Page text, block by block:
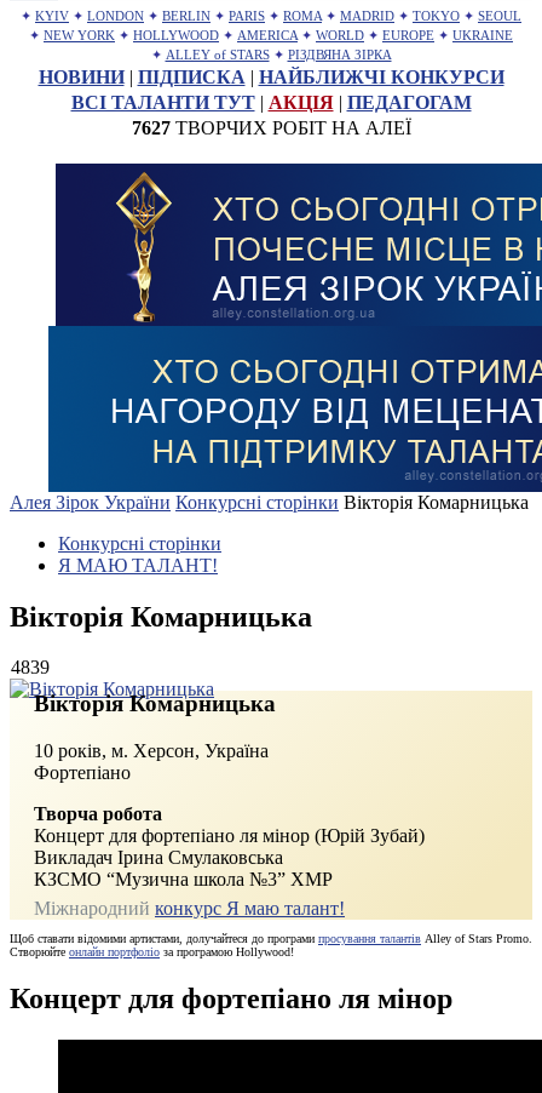
✦ KYIV ✦ LONDON ✦ BERLIN ✦ PARIS ✦ ROMA ✦ MADRID ✦ TOKYO ✦ SEOUL
✦ NEW YORK ✦ HOLLYWOOD ✦ AMERICA ✦ WORLD ✦ EUROPE ✦ UKRAINE
✦ ALLEY of STARS ✦ РІЗДВЯНА ЗІРКА
НОВИНИ| ПІДПИСКА | НАЙБЛИЖЧІ КОНКУРСИ
ВСІ ТАЛАНТИ ТУТ| АКЦІЯ| ПЕДАГОГАМ
7627ТВОРЧИХ РОБІТ НА АЛЕЇ
Алея Зірок України Конкурсні сторінки Вікторія Комарницька
Конкурсні сторінки
Я МАЮ ТАЛАНТ!
Вікторія Комарницька
4839
Вікторія Комарницька
10 років, м. Херсон, Україна
Фортепіано
Творча робота
Концерт для фортепіано ля мінор (Юрій Зубай)
Викладач Ірина Смулаковська
КЗСМО “Музична школа №3” ХМР
Міжнародний конкурс Я маю талант!
Щоб ставати відомими артистами, долучайтеся до програми просування талантів Alley of Stars Promo.
Створюйте онлайн портфоліо за програмою Hollywood!
Концерт для фортепіано ля мінор